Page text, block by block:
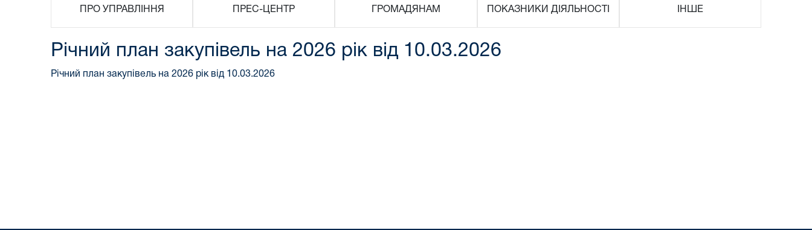
ПРО УПРАВЛІННЯ ПРЕС-ЦЕНТР ГРОМАДЯНАМ ПОКАЗНИКИ ДІЯЛЬНОСТІ ІНШЕ
Річний план закупівель на 2026 рік від 10.03.2026
Річний план закупівель на 2026 рік від 10.03.2026